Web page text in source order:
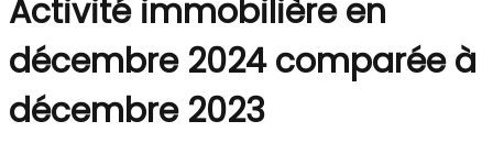
Activité immobilière en
décembre 2024 comparée à
décembre 2023